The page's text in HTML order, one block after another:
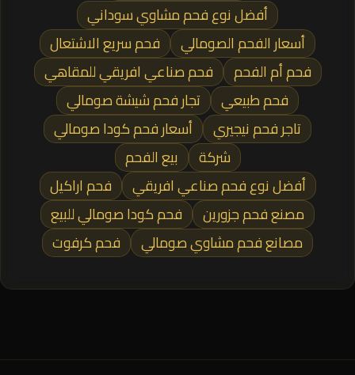
أفضل نوع فحم مشاوي سوداني
أسعار الفحم الصومالي
فحم سريع الاشتعال
فحم أم الفحم
فحم صناعي افريقي للمقاهي
فحم طبيعي
تجار فحم شيشة صومالي
تاجر فحم نيجيري
أسعار فحم كودا صومالي
شركة
بيع الفحم
أفضل نوع فحم صناعي افريقي
فحم اراكيل
مصنع فحم جزورين
فحم كودا صومالي للبيع
مصانع فحم مشاوي صومالي
فحم كرفوت